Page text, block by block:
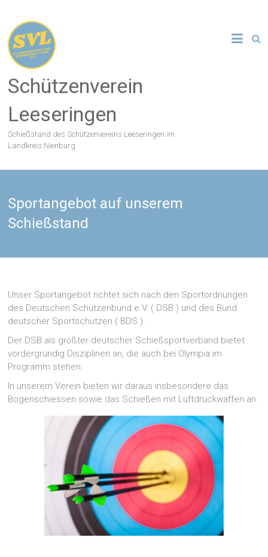
springen
Schützenverein
Leeseringen
Schießstand des Schützenvereins Leeseringen im
Landkreis Nienburg
Sportangebot auf unserem
Schießstand
Unser Sportangebot richtet sich nach den Sportordnungen
des Deutschen Schützenbund e.V. ( DSB ) und des Bund
deutscher Sportschützen ( BDS ).
Der DSB als größter deutscher Schießsportverband bietet
vordergründig Disziplinen an, die auch bei Olympia im
Programm stehen.
In unserem Verein bieten wir daraus insbesondere das
Bogenschiessen sowie das Schießen mit Luftdruckwaffen an.